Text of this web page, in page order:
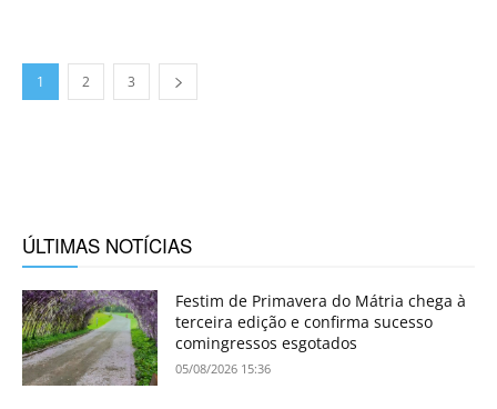
1 2 3
ÚLTIMAS NOTÍCIAS
Festim de Primavera do Mátria chega à
terceira edição e confirma sucesso
comingressos esgotados
05/08/2026 15:36